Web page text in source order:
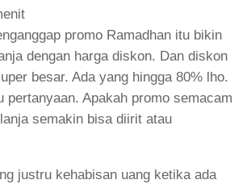
promo Ramadhan itu bikin
dengan harga diskon. Dan diskon
besar. Ada yang hingga 80% lho.
pertanyaan. Apakah promo semacam
semakin bisa diirit atau
justru kehabisan uang ketika ada